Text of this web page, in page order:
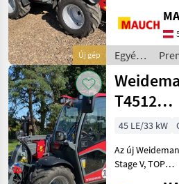
Új gép
km/h sebességgel,
vagy
változatban
dízelré
Egyéb
erőgépek
/
Weidemann
T4512
rakodó
45 LE/33 kW
Az új
Stage V, TOP